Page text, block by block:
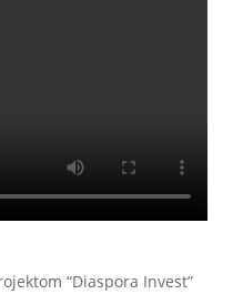
“Diaspora Invest”